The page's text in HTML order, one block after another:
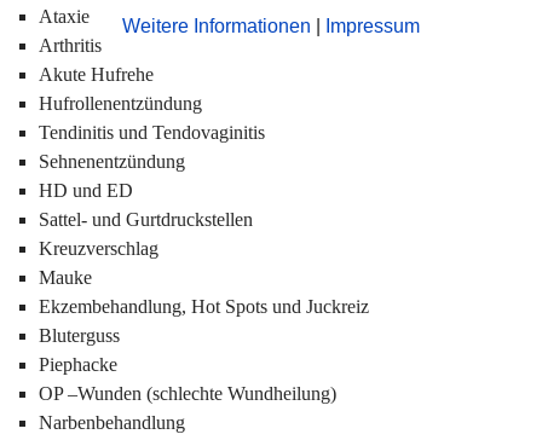
Ataxie
Arthritis
Akute Hufrehe
Hufrollenentzündung
Tendinitis und Tendovaginitis
Sehnenentzündung
HD und ED
Sattel- und Gurtdruckstellen
Kreuzverschlag
Mauke
Ekzembehandlung, Hot Spots und Juckreiz
Bluterguss
Piephacke
OP –Wunden (schlechte Wundheilung)
Narbenbehandlung
Weitere Informationen
Impressum